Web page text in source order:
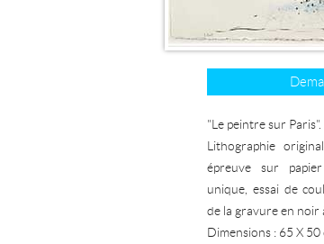
"Le peintre sur Paris".
Lithographie
épreuve sur
unique, essai de
de la gravure en noir
Dimensions : 65 X 50